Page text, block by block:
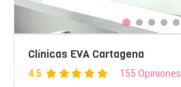
Clínicas EVA Cartagena
4.5 155 Opiniones